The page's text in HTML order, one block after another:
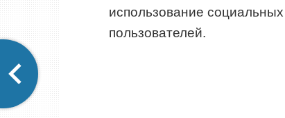
использование
пользователей.